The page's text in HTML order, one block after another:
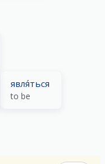
явля́ться
to be